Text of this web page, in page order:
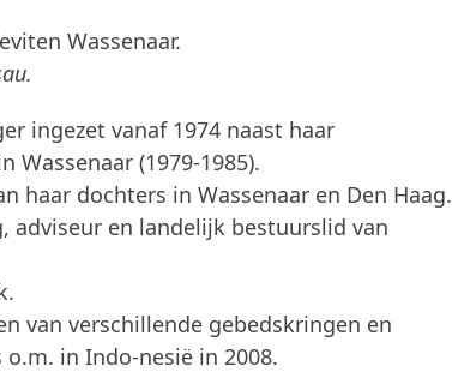
Wassenaar.
ingezet vanaf 1974 naast haar
(1979-1985).
haar dochters in Wassenaar en Den Haag.
adviseur en landelijk bestuurslid van
van verschillende gebedskringen en
in Indo-nesië in 2008.